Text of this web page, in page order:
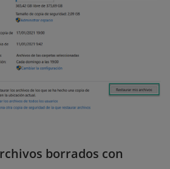
borrados con